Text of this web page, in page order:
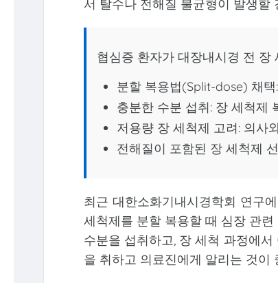
서 탈수나 전해질 불균형이 발생할
협심증 환자가 대장내시경 전 장
분할 복용법(Split-dose) 채
충분한 수분 섭취: 장 세척제
저용량 장 세척제 고려: 의사
전해질이 포함된 장 세척제
최근 대한소화기내시경학회 연구
세척제를 분할 복용할 때 심장 관
수분을 섭취하고, 장 세척 과정에
을 취하고 의료진에게 알리는 것이